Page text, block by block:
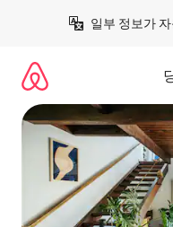
일부 정보가